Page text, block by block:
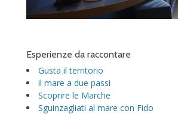
Esperienze da raccontare
Gusta il territorio
il mare a due passi
Scoprire le Marche
Sguinzagliati al mare con Fido